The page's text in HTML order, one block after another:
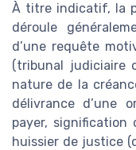
À titre indicatif, la
déroule
d’une requête
(tribunal judiciaire
nature de la
délivrance d’une
payer,
huissier de justice